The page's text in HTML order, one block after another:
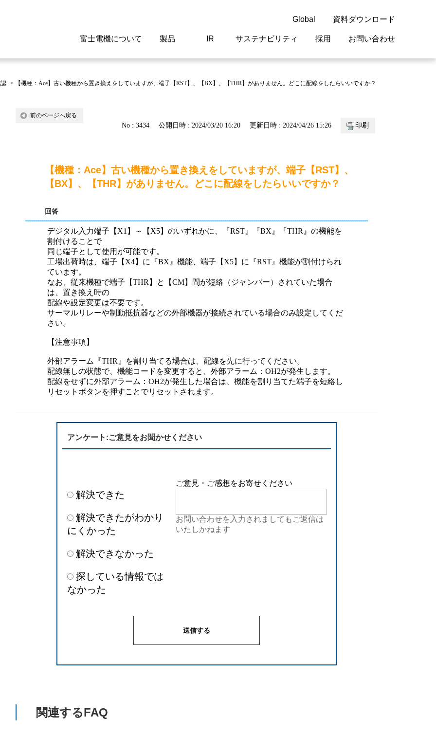
Global
閉じる
資料ダウンロード
富士電機について
ご挨拶
企業活動 研究開発
製品
駆動制御機器
監視制御システム 監視・診断システム
半導体 発電設備
自動販売機・店舗
セミナー・研修情報
IR
経営情報
サステナビリティ
マテリアリティ
採用
新卒採用情報
お問い合わせ
よくあるご質問
> 【機種：Ace】古い機種から置き換えをしていますが、端子【RST】、【BX】、【THR】がありません。どこに配線をしたらいいですか？
前のページへ戻る
No : 3434 公開日時 : 2024/03/20 16:20 更新日時 : 2024/04/26 15:26 印刷
【機種：Ace】古い機種から置き換えをしていますが、端子【RST】、
【BX】、【THR】がありません。どこに配線をしたらいいですか？
回答
デジタル入力端子【X1】～【X5】のいずれかに、『RST』『BX』『THR』の機能を
割付けることで
同じ端子として使用が可能です。
工場出荷時は、端子【X4】に『BX』機能、端子【X5】に『RST』機能が割付けられ
ています。
なお、従来機種で端子【THR】と【CM】間が短絡（ジャンパー）されていた場合
は、置き換え時の
配線や設定変更は不要です。
サーマルリレーや制動抵抗器などの外部機器が接続されている場合のみ設定してくだ
さい。
【注意事項】
外部アラーム『THR』を割り当てる場合は、配線を先に行ってください。
配線無しの状態で、機能コードを変更すると、外部アラーム：OH2が発生します。
配線をせずに外部アラーム：OH2が発生した場合は、機能を割り当てた端子を短絡し
リセットボタンを押すことでリセットされます。
アンケート:ご意見をお聞かせください
解決できた
解決できたがわかり
にくかった
解決できなかった
探している情報では
なかった
ご意見・ご感想をお寄せください
お問い合わせを入力されましてもご返信は
いたしかねます
関連するFAQ